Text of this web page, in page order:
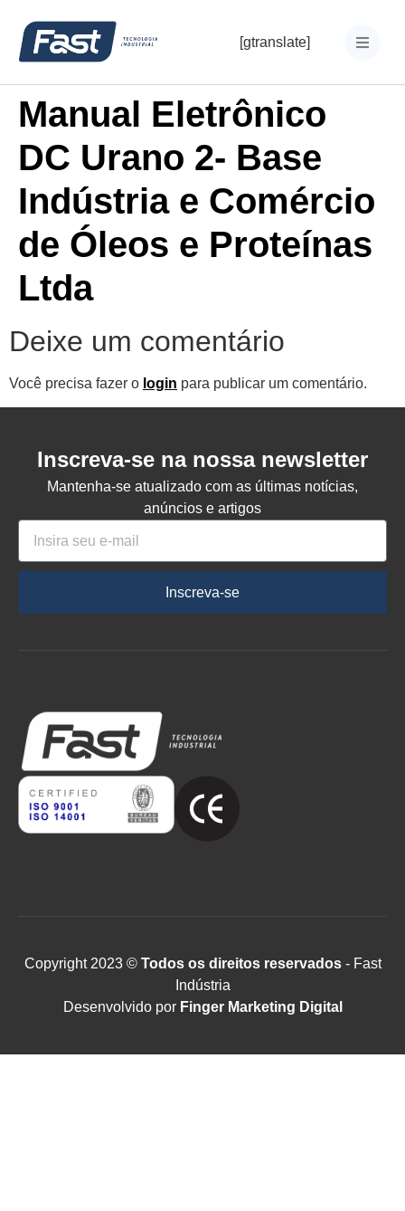
[gtranslate]
Manual Eletrônico
DC Urano 2- Base
Indústria e Comércio
de Óleos e Proteínas
Ltda
Deixe um comentário
Você precisa fazer o login para publicar um comentário.
Inscreva-se na nossa newsletter
Mantenha-se atualizado com as últimas notícias,
anúncios e artigos
Inscreva-se
Copyright 2023 ©Todos os direitos reservados- Fast
Indústria
Desenvolvido por Finger Marketing Digital